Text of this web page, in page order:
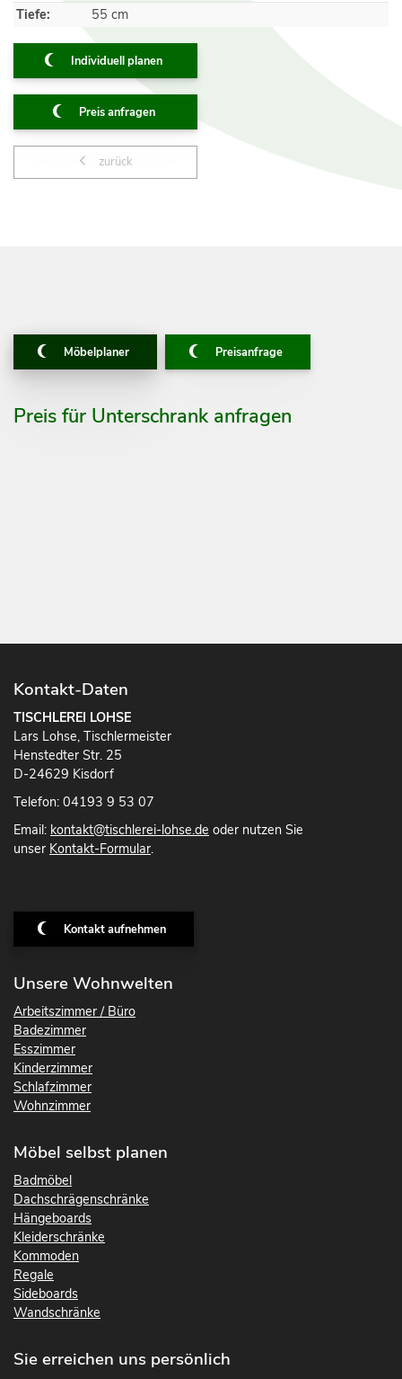
Tiefe:
55 cm
Individuell planen
Preis anfragen
zurück
Möbelplaner Preisanfrage
Preis für Unterschrank anfragen
Kontakt-Daten
TISCHLEREI LOHSE
Lars Lohse, Tischlermeister
Henstedter Str. 25
D-24629 Kisdorf
Telefon: 04193 9 53 07
Email: kontakt@tischlerei-lohse.de oder nutzen Sie
unser Kontakt-Formular.
Kontakt aufnehmen
Unsere Wohnwelten
Arbeitszimmer / Büro
Badezimmer
Esszimmer
Kinderzimmer
Schlafzimmer
Wohnzimmer
Möbel selbst planen
Badmöbel
Dachschrägenschränke
Hängeboards
Kleiderschränke
Kommoden
Regale
Sideboards
Wandschränke
Sie erreichen uns persönlich